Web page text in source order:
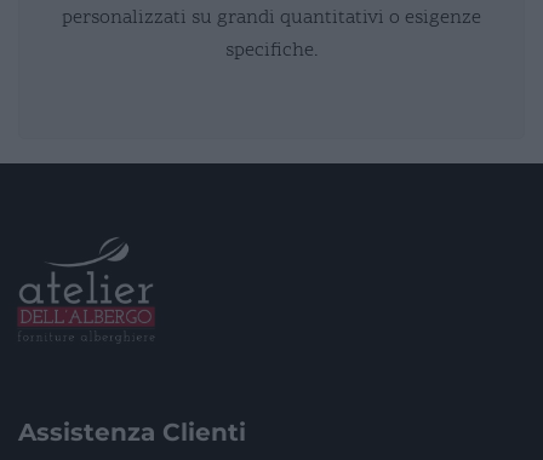
personalizzati su grandi quantitativi o esigenze
specifiche.
Assistenza Clienti